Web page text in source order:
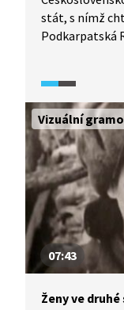
stát, s nímž
Podkarpatská
na stručnou
Vizuální
07:43
Ženy ve